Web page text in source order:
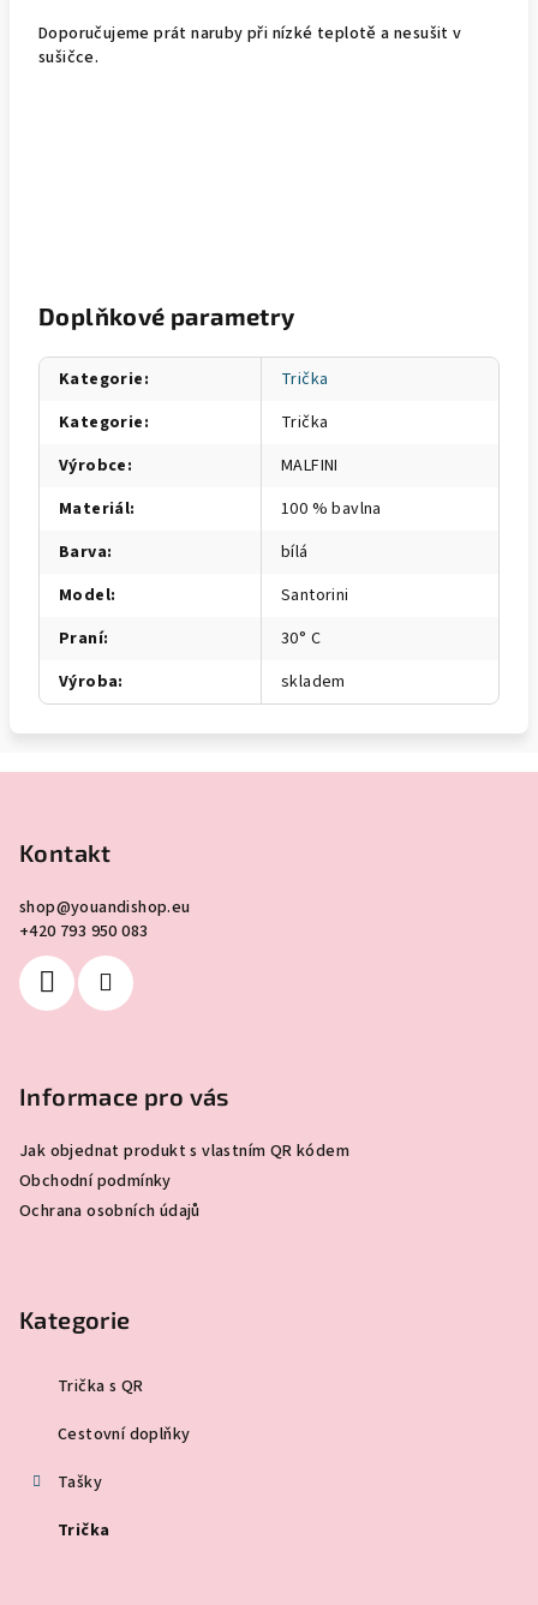
Doporučujeme prát naruby při nízké teplotě a nesušit v
sušičce.
Doplňkové parametry
Kategorie:
Trička
Kategorie:
Trička
Výrobce:
MALFINI
Materiál:
100 % bavlna
Barva:
bílá
Model:
Santorini
Praní:
30° C
Výroba: skladem
Kontakt
shop@youandishop.eu
+420 793 950 083
Informace pro vás
Jak objednat produkt s vlastním QR kódem
Obchodní podmínky
Ochrana osobních údajů
Kategorie
Trička s QR
Cestovní doplňky
Tašky
Trička